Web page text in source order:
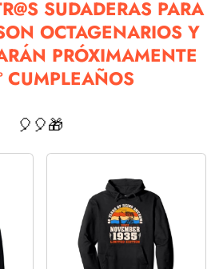
SUDADERAS PARA
OCTAGENARIOS Y
PRÓXIMAMENTE
CUMPLEAÑOS
🎈🎈🎁